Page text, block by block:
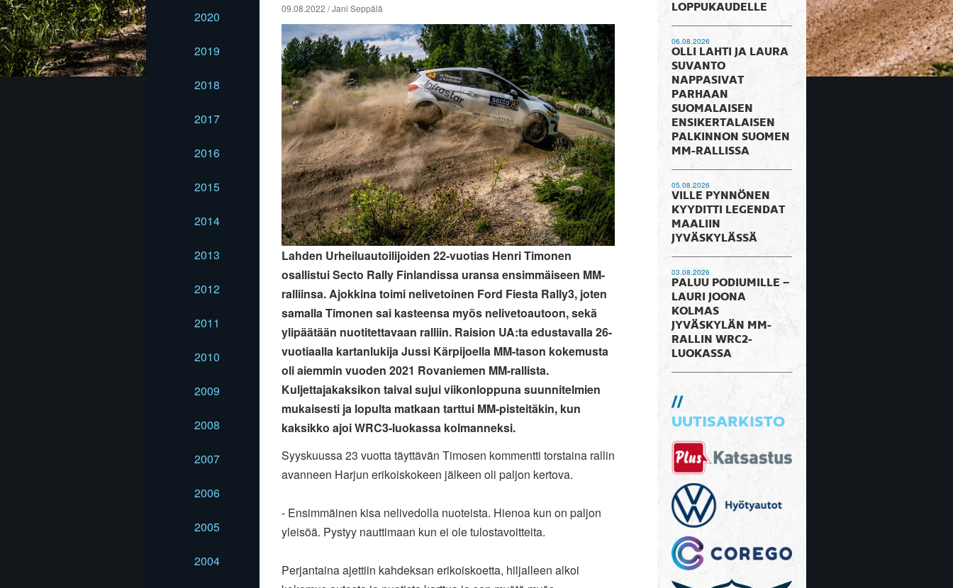
2020
2019
2018
2017
2016
2015
2014
2013
2012
2011
2010
2009
2008
2007
2006
2005
2004
09.08.2022 / Jani Seppälä
Lahden Urheiluautoilijoiden 22-vuotias Henri Timonen
osallistui Secto Rally Finlandissa uransa ensimmäiseen MM-
ralliinsa. Ajokkina toimi nelivetoinen Ford Fiesta Rally3, joten
samalla Timonen sai kasteensa myös nelivetoautoon, sekä
ylipäätään nuotitettavaan ralliin. Raision UA:ta edustavalla 26-
vuotiaalla kartanlukija Jussi Kärpijoella MM-tason kokemusta
oli aiemmin vuoden 2021 Rovaniemen MM-rallista.
Kuljettajakaksikon taival sujui viikonloppuna suunnitelmien
mukaisesti ja lopulta matkaan tarttui MM-pisteitäkin, kun
kaksikko ajoi WRC3-luokassa kolmanneksi.
Syyskuussa 23 vuotta täyttävän Timosen kommentti torstaina rallin
avanneen Harjun erikoiskokeen jälkeen oli paljon kertova.
- Ensimmäinen kisa nelivedolla nuoteista. Hienoa kun on paljon
yleisöä. Pystyy nauttimaan kun ei ole tulostavoitteita.
Perjantaina ajettiin kahdeksan erikoiskoetta, hiljalleen alkoi
LOPPUKAUDELLE
06.08.2026
OLLI LAHTI JA LAURA
SUVANTO
NAPPASIVAT
PARHAAN
SUOMALAISEN
ENSIKERTALAISEN
PALKINNON SUOMEN
MM-RALLISSA
05.08.2026
VILLE PYNNÖNEN
KYYDITTI LEGENDAT
MAALIIN
JYVÄSKYLÄSSÄ
03.08.2026
PALUU PODIUMILLE –
LAURI JOONA
KOLMAS
JYVÄSKYLÄN MM-
RALLIN WRC2-
LUOKASSA
UUTISARKISTO